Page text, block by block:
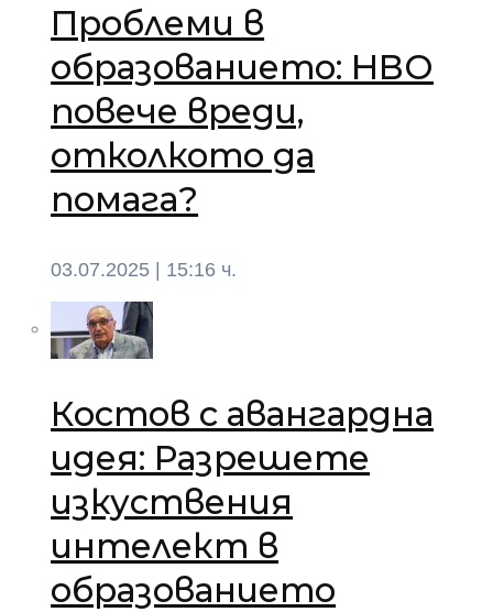
Проблеми в
образованието: НВО
повече вреди,
отколкото да
помага?
03.07.2025 | 15:16 ч.
Костов с авангардна
идея: Разрешете
изкуствения
интелект в
образованието